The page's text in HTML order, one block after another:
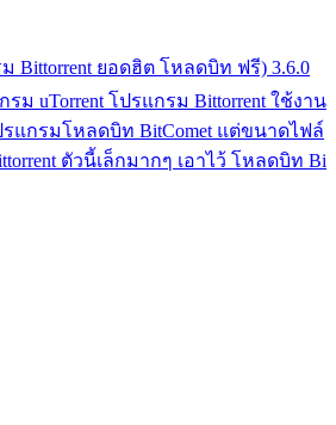
ม Bittorrent ยอดฮิต โหลดบิท ฟรี) 3.6.0
ม uTorrent โปรแกรม Bittorrent ใช้งาน
แกรมโหลดบิท BitComet แต่ขนาดไฟล์
ตัวนี้เล็กมากๆ เอาไว้ โหลดบิท Bi